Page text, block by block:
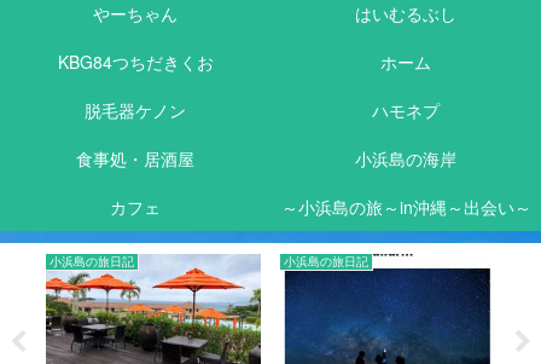
やーちゃん
はいむるぶし
KBG84つちだきくお
ホーム
脱毛器ケノン
ハモネプ
食事処・居酒屋
小浜島の海岸
カフェ
～小浜島の旅～in沖縄～出会い～
小浜島の旅日記 小浜島の旅日記